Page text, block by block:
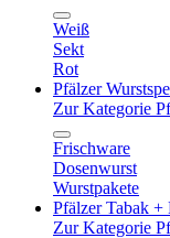
Weiß
Sekt
Rot
Pfälzer
Zur Kategorie
Frischware
Dosenwurst
Wurstpakete
Pfälzer Tabak
Zur Kategorie